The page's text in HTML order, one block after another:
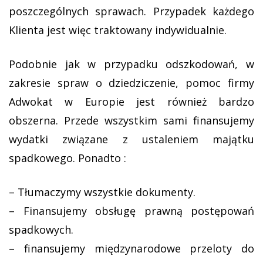
poszczególnych sprawach. Przypadek każdego
Klienta jest więc traktowany indywidualnie.
Podobnie jak w przypadku odszkodowań, w
zakresie spraw o dziedziczenie, pomoc firmy
Adwokat w Europie jest również bardzo
obszerna. Przede wszystkim sami finansujemy
wydatki związane z ustaleniem majątku
spadkowego. Ponadto :
– Tłumaczymy wszystkie dokumenty.
– Finansujemy obsługę prawną postępowań
spadkowych.
– finansujemy międzynarodowe przeloty do